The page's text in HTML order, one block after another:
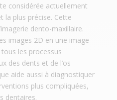
considérée actuellement
la plus précise. Cette
dento-maxillaire.
images 2D en une image
les processus
des dents et de l’os
aide aussi à diagnostiquer
plus compliquées,
dentaires.